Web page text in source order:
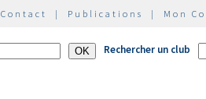
Contact | Publications | Mon
Rechercher un club